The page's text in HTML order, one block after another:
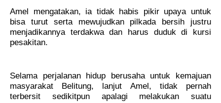
Amel mengatakan, ia tidak habis pikir upaya untuk
bisa turut serta mewujudkan pilkada bersih justru
menjadikannya terdakwa dan harus duduk di kursi
pesakitan.
Selama perjalanan hidup berusaha untuk kemajuan
masyarakat Belitung, lanjut Amel, tidak pernah
terbersit sedikitpun apalagi melakukan suatu